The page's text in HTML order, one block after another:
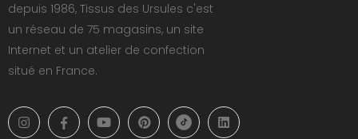
depuis 1986, Tissus des Ursules c'est
un réseau de 75 magasins, un site
Internet et un atelier de confection
situé en France.